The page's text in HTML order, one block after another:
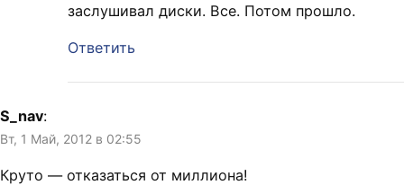
заслушивал диски. Все. Потом прошло.
Ответить
S_nav:
Вт, 1 Май, 2012 в 02:55
Круто — отказаться от миллиона!